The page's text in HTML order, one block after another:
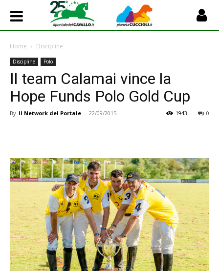
Home Discipline
Discipline Polo
Il team Calamai vince la
Hope Funds Polo Gold Cup
By Il Network del Portale - 22/09/2015 0
1943